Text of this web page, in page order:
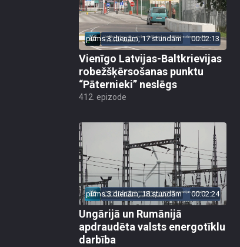
pirms 3 dienām, 17 stundām 00:02:13
Vienīgo Latvijas-Baltkrievijas
robežšķērsošanas punktu
“Pāternieki” neslēgs
412. epizode
pirms 3 dienām, 18 stundām 00:02:24
Ungārijā un Rumānijā
apdraudēta valsts energotīklu
darbība